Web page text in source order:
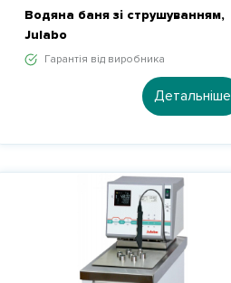
Водяна баня зі струшуванням,
Julabo
Гарантія від виробника
Детальніше